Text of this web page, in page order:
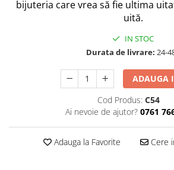
bijuteria care vrea să fie ultima
uită.
IN STOC
Durata de livrare: 24-
ADAUGA
Cod Produs: C54
Ai nevoie de ajutor? 0761
Adauga la Favorite Cere